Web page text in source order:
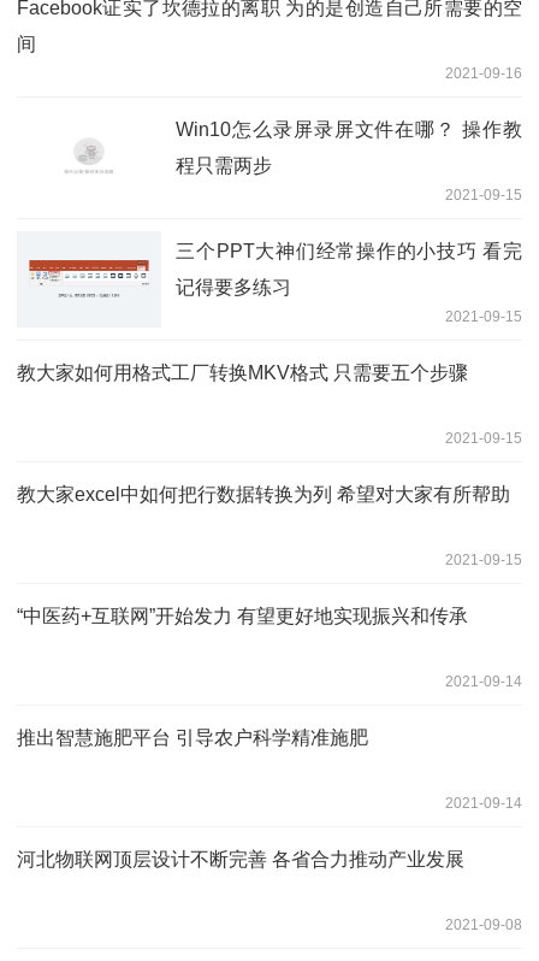
Facebook证实了坎德拉的离职 为的是创造自己所需要的空
间
2021-09-16
Win10怎么录屏录屏文件在哪？ 操作教
程只需两步
2021-09-15
三个PPT大神们经常操作的小技巧 看完
记得要多练习
2021-09-15
教大家如何用格式工厂转换MKV格式 只需要五个步骤
2021-09-15
教大家excel中如何把行数据转换为列 希望对大家有所帮助
2021-09-15
“中医药+互联网”开始发力 有望更好地实现振兴和传承
2021-09-14
推出智慧施肥平台 引导农户科学精准施肥
2021-09-14
河北物联网顶层设计不断完善 各省合力推动产业发展
2021-09-08